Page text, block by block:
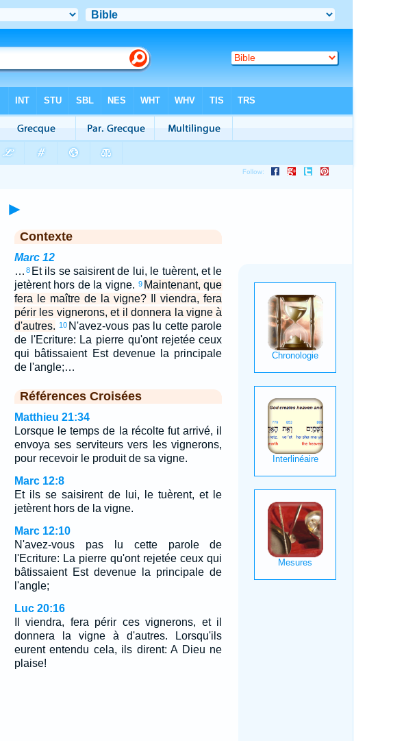
►
Contexte
Marc 12
… 8 Et ils se saisirent de lui, le tuèrent, et le
jetèrent hors de la vigne. 9 Maintenant, que
fera le maître de la vigne? Il viendra, fera
périr les vignerons, et il donnera la vigne à
d'autres. 10 N'avez-vous pas lu cette parole
de l'Ecriture: La pierre qu'ont rejetée ceux
qui bâtissaient Est devenue la principale
de l'angle;…
Références Croisées
Matthieu 21:34
Lorsque le temps de la récolte fut arrivé, il
envoya ses serviteurs vers les vignerons,
pour recevoir le produit de sa vigne.
Marc 12:8
Et ils se saisirent de lui, le tuèrent, et le
jetèrent hors de la vigne.
Marc 12:10
N'avez-vous pas lu cette parole de
l'Ecriture: La pierre qu'ont rejetée ceux qui
bâtissaient Est devenue la principale de
l'angle;
Luc 20:16
Il viendra, fera périr ces vignerons, et il
donnera la vigne à d'autres. Lorsqu'ils
eurent entendu cela, ils dirent: A Dieu ne
plaise!